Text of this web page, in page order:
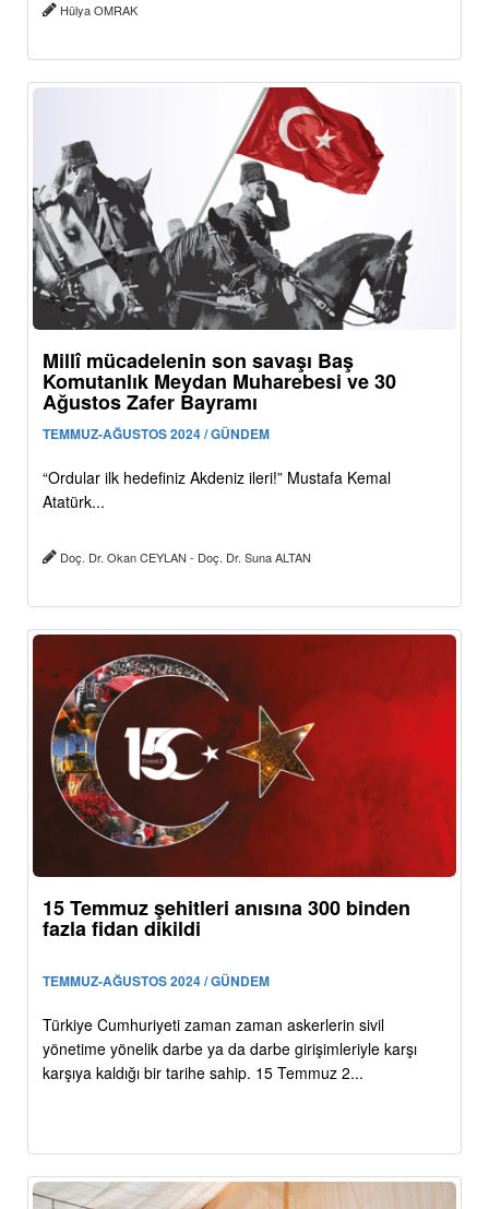
Hülya OMRAK
Millî mücadelenin son savaşı Baş
Komutanlık Meydan Muharebesi ve 30
Ağustos Zafer Bayramı
TEMMUZ-AĞUSTOS 2024 / GÜNDEM
“Ordular ilk hedefiniz Akdeniz ileri!” Mustafa Kemal
Atatürk...
Doç. Dr. Okan CEYLAN - Doç. Dr. Suna ALTAN
15 Temmuz şehitleri anısına 300 binden
fazla fidan dikildi
TEMMUZ-AĞUSTOS 2024 / GÜNDEM
Türkiye Cumhuriyeti zaman zaman askerlerin sivil
yönetime yönelik darbe ya da darbe girişimleriyle karşı
karşıya kaldığı bir tarihe sahip. 15 Temmuz 2...